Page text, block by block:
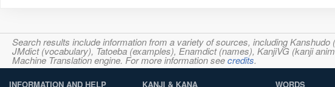
Search results include information from a variety of sources, including
JMdict (vocabulary), Tatoeba (examples), Enamdict (names), KanjiVG (kanji
Machine Translation engine. For more information seecredits.
INFORMATION AND HELP KANJI & KANA WORDS